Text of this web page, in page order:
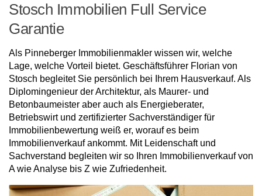
Stosch Immobilien Full Service
Garantie
Als Pinneberger Immobilienmakler wissen wir, welche
Lage, welche Vorteil bietet. Geschäftsführer Florian von
Stosch begleitet Sie persönlich bei Ihrem Hausverkauf. Als
Diplomingenieur der Architektur, als Maurer- und
Betonbaumeister aber auch als Energieberater,
Betriebswirt und zertifizierter Sachverständiger für
Immobilienbewertung weiß er, worauf es beim
Immobilienverkauf ankommt. Mit Leidenschaft und
Sachverstand begleiten wir so Ihren Immobilienverkauf von
A wie Analyse bis Z wie Zufriedenheit.